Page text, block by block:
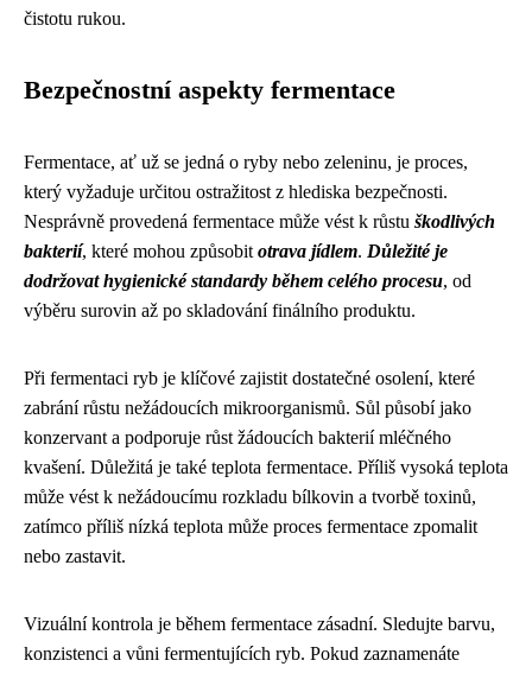
čistotu rukou.
Bezpečnostní aspekty fermentace
Fermentace, ať už se jedná o ryby nebo zeleninu, je proces,
který vyžaduje určitou ostražitost z hlediska bezpečnosti.
Nesprávně provedená fermentace může vést k růstu škodlivých
bakterií, které mohou způsobit otrava jídlem. Důležité je
dodržovat hygienické standardy během celého procesu, od
výběru surovin až po skladování finálního produktu.
Při fermentaci ryb je klíčové zajistit dostatečné osolení, které
zabrání růstu nežádoucích mikroorganismů. Sůl působí jako
konzervant a podporuje růst žádoucích bakterií mléčného
kvašení. Důležitá je také teplota fermentace. Příliš vysoká teplota
může vést k nežádoucímu rozkladu bílkovin a tvorbě toxinů,
zatímco příliš nízká teplota může proces fermentace zpomalit
nebo zastavit.
Vizuální kontrola je během fermentace zásadní. Sledujte barvu,
konzistenci a vůni fermentujících ryb. Pokud zaznamenáte